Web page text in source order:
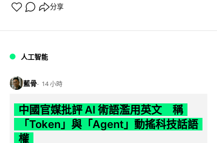
分享
人工智能
藍骨 14 小時
中國官媒批評 AI 術語濫用英文 稱
「Token」與「Agent」動搖科技話語
權